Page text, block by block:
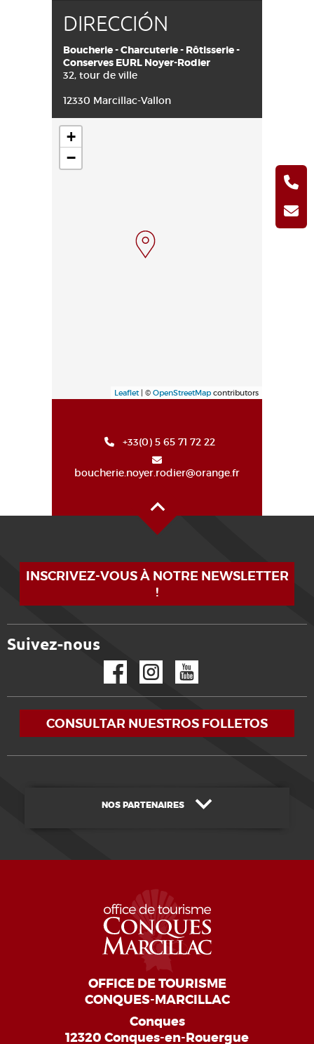
DIRECCIÓN
Boucherie - Charcuterie - Rôtisserie -
Conserves EURL Noyer-Rodier
32, tour de ville
12330 Marcillac-Vallon
+
−
Leaflet| © OpenStreetMap contributors
+33(0) 5 65 71 72 22
boucherie.noyer.rodier@orange.fr
INSCRIVEZ-VOUS À NOTRE NEWSLETTER
!
Suivez-nous
CONSULTAR NUESTROS FOLLETOS
NOS PARTENAIRES
OFFICE DE TOURISME
CONQUES-MARCILLAC
Conques
12320 Conques-en-Rouergue